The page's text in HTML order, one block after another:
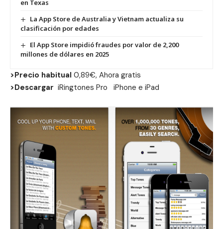
en Texas
La App Store de Australia y Vietnam actualiza su
clasificación por edades
El App Store impidió fraudes por valor de 2,200
millones de dólares en 2025
>Precio habitual 0,89€, Ahora gratis
>Descargar iRingtones Pro iPhone e iPad